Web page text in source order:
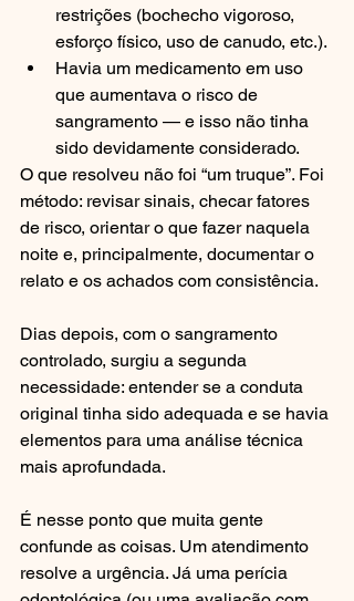
restrições (bochecho vigoroso,
esforço físico, uso de canudo, etc.).
Havia um medicamento em uso
que aumentava o risco de
sangramento — e isso não tinha
sido devidamente considerado.
O que resolveu não foi “um truque”. Foi
método: revisar sinais, checar fatores
de risco, orientar o que fazer naquela
noite e, principalmente, documentar o
relato e os achados com consistência.
Dias depois, com o sangramento
controlado, surgiu a segunda
necessidade: entender se a conduta
original tinha sido adequada e se havia
elementos para uma análise técnica
mais aprofundada.
É nesse ponto que muita gente
confunde as coisas. Um atendimento
resolve a urgência. Já uma perícia